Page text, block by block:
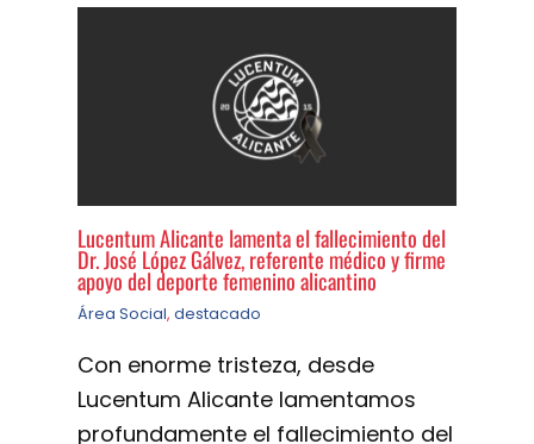
Lucentum Alicante lamenta el fallecimiento del
Dr. José López Gálvez, referente médico y firme
apoyo del deporte femenino alicantino
Área Social, destacado
Con enorme tristeza, desde
Lucentum Alicante lamentamos
profundamente el fallecimiento del